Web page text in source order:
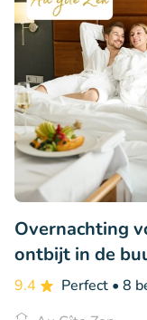
Overnachting
ontbijt in de
9.4 Perfect • 8